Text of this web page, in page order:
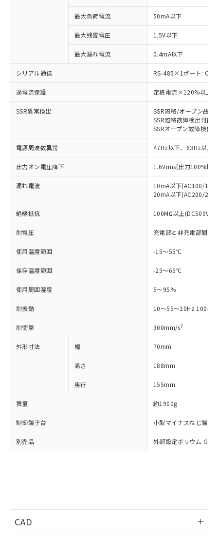
最大負荷電流 50mA以下
最大残留電圧 1.5V以下
最大漏れ電流 0.4mA以下
シリアル通信 RS-485×1ポート:
過電流保護 定格電流×120%以上
SSR異常検出
SSR短絡/オープン故障
SSR短絡故障検出可能
SSRオープン故障検出
電源周波数異常 47Hz以下、63Hz以上
出力オン電圧降下 1.6Vrms(出力100%時)
漏れ電流
10mA以下(AC100/
20mA以下(AC200/
絶縁抵抗 100MΩ以上(DC500V
耐電圧 充電部と非充電部間:
使用温度範囲 -15～55℃
保存温度範囲 -25～65℃
使用周囲湿度 5～95%
耐振動 10～55～10Hz 100m/s
耐衝撃 300mm/s2
外形寸法 幅 70mm
高さ 188mm
奥行 155mm
質量 約1900g
制御端子台 小型マイナスねじ端子
別売品 外部設定ボリウム
CAD
正式な納期状況および標準価格はお客
様のお取引先、またはお客様担当のオ
ムロン制御機器販売店・当社販売員に
ご相談ください。
オムロン制御機器販売店や当社販売拠
」をご確認
在庫状況および標準価格結果を当社の
事前の承諾なく第三者に漏洩または開
マイパーツ機能（部品リスト作成サー
ビス）をご利用いただくには、I-Web
メンバーズにご登録されている必要が
あります。
お客様が当ウェブサイト上で当社にご
登録された部品リストについて、当社
および当社の共同利用者が、当社の製
品・サービスに関するお客様との取
引・商談に必要な範囲で利用すること
"個人情報
の「1.共同利
用者の範囲」に記載されている法人を
(PBDE) 1000ppm以下、フタル酸ビス(2-エチルヘキシ
ル) (DEHP)(別名：DOP) 1000ppm以下、フタル酸ブチ
ルベンジル（BBP） 1000ppm以下、フタル酸ジブチル
（DBP） 1000ppm以下、フタル酸ジイソブチル
(DIBP) 1000ppm以下
但し、RoHS指令で産業用監視および制御機器に対する
適用除外項目は除く。
※2 対応予定月
部品在庫の切り替え状況などにより、予定
※3 非含有証明書ダウンロード
下記の非含有証明書をダウンロードするこ
EU RoHS指令（10物質）の非含有証明書
51物質の非含有証明書（当社基準）
※本証明書は発行日時点で非含有を証明す
るもので、過去に遡って非含有を証明する
また、RoHS指令のフタル酸エステル類４
物質の対応では、対応完了までの期間は出
荷製品に未対応品が混在することから備考
欄に対応日を記載しておりました。
既に当社にて対応品への在庫切替を完了
り、2022年1月12日より割愛しておりま
ル類) : 1000ppm、
DBP(フタル酸ジブチル) : 1000ppm、 DIBP(フタル酸ジ
イソブチル) : 1000ppm、 BBP(フタル酸ブチルベンジ
ル) : 1000ppm、
DEHP(フタル酸ビス(2-エチルヘキシル)) : 1000ppm
※2 環境保護使用期限
「ｅ」：有害物質（10物質）のすべてが基
準値以下であることを示します。
「10」：通常の使用状況下において有害物
質が外部に漏えいし、環境に深刻な影響を
「－」：未確認です。当社販売部門へお問
当社は規制貨物を破棄する場合は、完
全に破砕するなど、違法に輸出されな
いよう必要な手段を講じます。
当社は貴社製品を、核兵器、ミサイ
ル、化学兵器、生物兵器またはその他
武器並びにこれらの製造装置等に一切
当社は、貴社製品を第三者に販売する
場合は、上記1、2および3の内容を当
該第三者に通知します。また当社は、
販売先および販売に係わる関係者が違
法に輸出するおそれがある場合は、取
一定数以上の在庫あり
一定数には満たないが在庫あり
在庫なし(最新の在庫状況につ
たはお客様担当のオムロン制御
機器販売店・当社販売員にご確
受注生産機種、また在庫状況の
情報を公開していない機種